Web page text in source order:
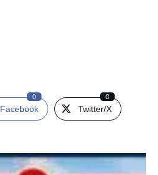
Facebook
0
Twitter/X
0